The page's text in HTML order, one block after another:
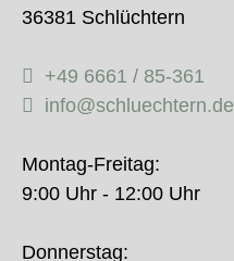
36381 Schlüchtern
+49 6661 / 85-361
info@schluechtern.de
Montag-Freitag:
9:00 Uhr - 12:00 Uhr
Donnerstag: